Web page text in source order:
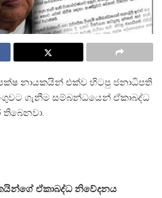
නායකයින් එක්ව හිටපු ජනාධිපති
ගැනීම සම්බන්ධයෙන් ඒකාබද්ධ
ඒකාබද්ධ නි‍වේදනය